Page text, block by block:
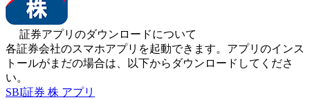
証券アプリのダウンロードについて
各証券会社のスマホアプリを起動できます。アプリのインス
トールがまだの場合は、以下からダウンロードしてくださ
い。
SBI証券 株 アプリ